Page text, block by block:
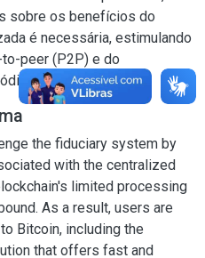
sobre os benefícios do
é necessária, estimulando
peer (P2P) e do
the fiduciary system by
with the centralized
limited processing
As a result, users are
Bitcoin, including the
that offers fast and